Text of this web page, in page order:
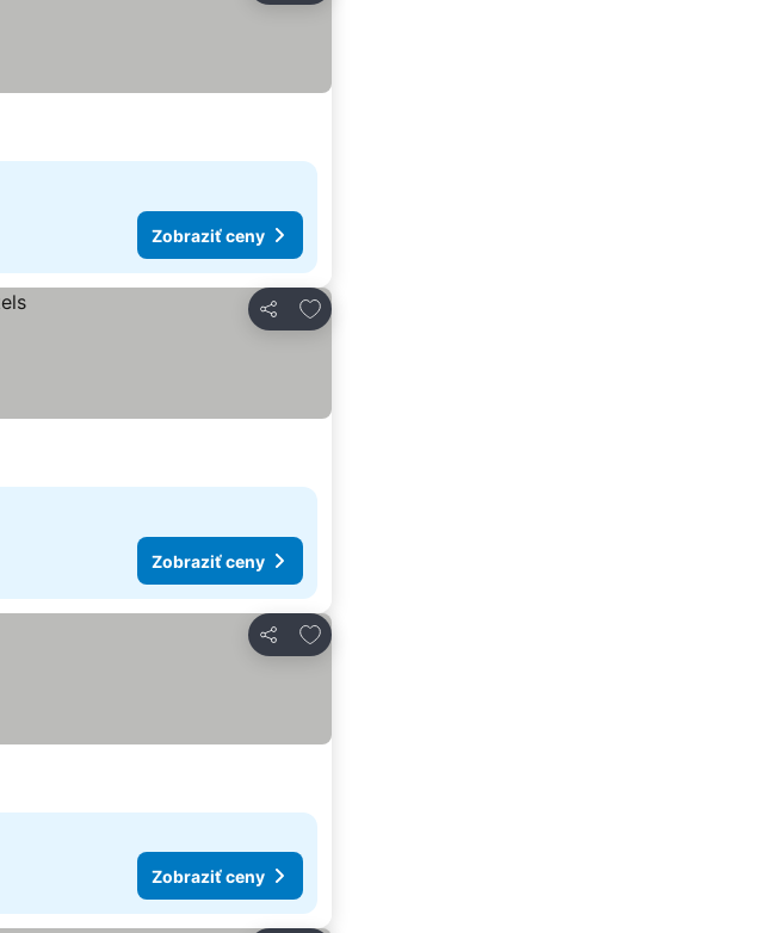
Zobraziť ceny
Zdieľať
Pridať do obľúbených
Zobraziť ceny
Zdieľať
Pridať do obľúbených
Zobraziť ceny